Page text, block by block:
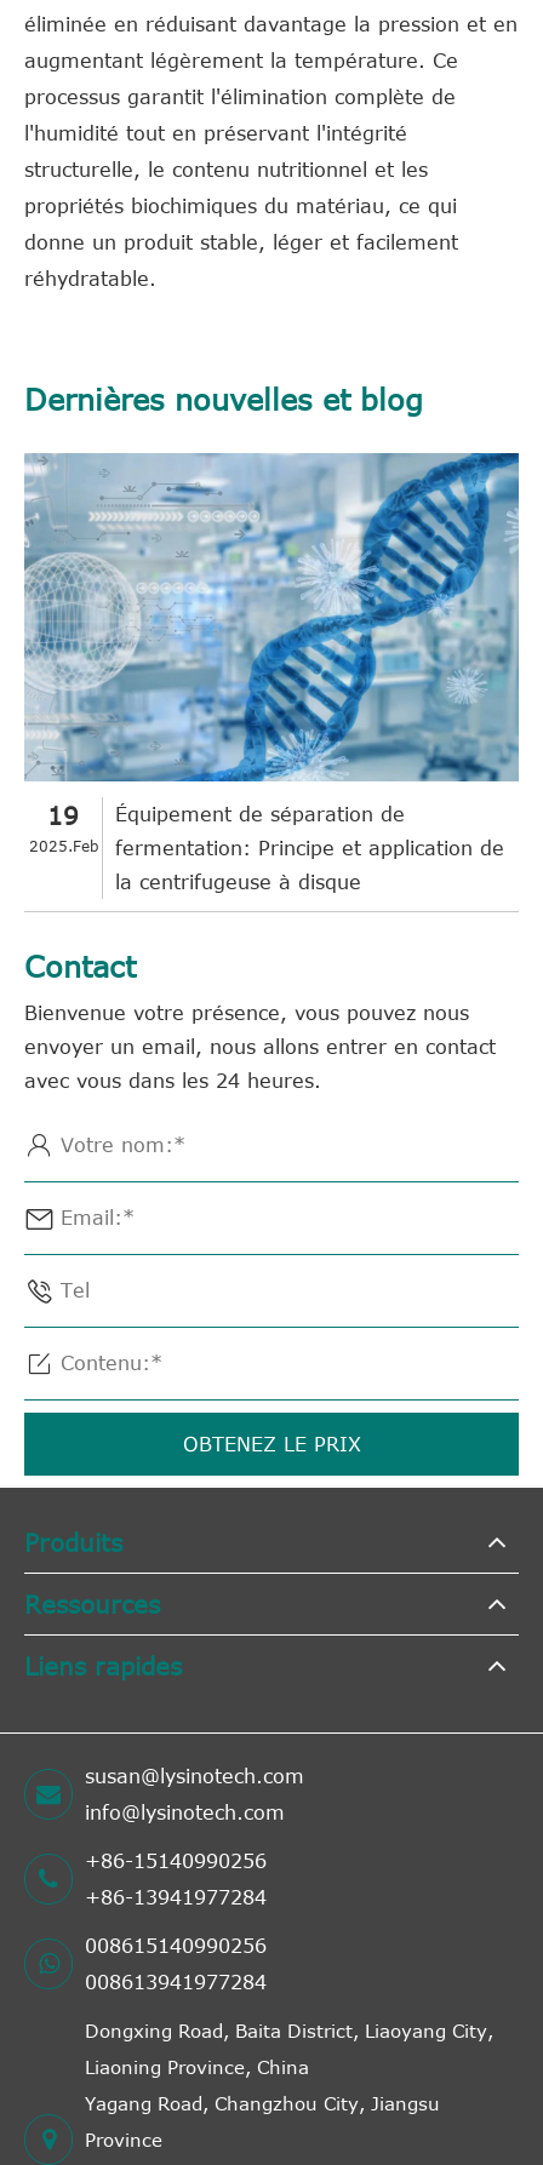
éliminée en réduisant davantage la pression et en
augmentant légèrement la température. Ce
processus garantit l'élimination complète de
l'humidité tout en préservant l'intégrité
structurelle, le contenu nutritionnel et les
propriétés biochimiques du matériau, ce qui
donne un produit stable, léger et facilement
réhydratable.
Dernières nouvelles et blog
19
2025.Feb
Équipement de séparation de
fermentation: Principe et application de
la centrifugeuse à disque
Contact
Bienvenue votre présence, vous pouvez nous
envoyer un email, nous allons entrer en contact
avec vous dans les 24 heures.




OBTENEZ LE PRIX
Produits
Ressources
Liens rapides
susan@lysinotech.com
info@lysinotech.com
+86-15140990256
+86-13941977284
008615140990256
008613941977284
Dongxing Road, Baita District, Liaoyang City,
Liaoning Province, China
Yagang Road, Changzhou City, Jiangsu
Province